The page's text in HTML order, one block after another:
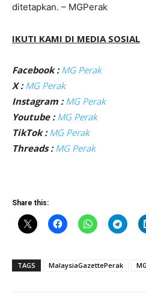
ditetapkan. – MGPerak
IKUTI KAMI DI MEDIA SOSIAL
Facebook : MG Perak
X : MG Perak
Instagram : MG Perak
Youtube : MG Perak
TikTok : MG Perak
Threads : MG Perak
Share this:
TAGS MalaysiaGazettePerak